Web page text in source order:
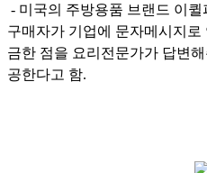
- 미국의 주방용품 브랜드 이퀼
구매자가 기업에 문자메시지
금한 점을 요리전문가가 답변
공한다고 함.